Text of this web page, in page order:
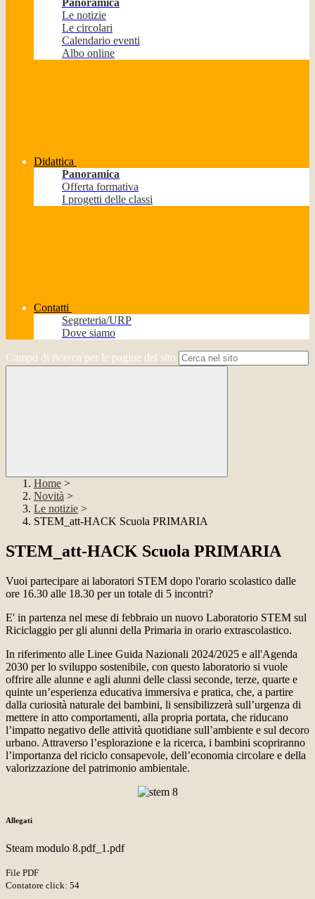
Panoramica
Le notizie
Le circolari
Calendario eventi
Albo online
Didattica
Panoramica
Offerta formativa
I progetti delle classi
Contatti
Segreteria/URP
Dove siamo
Campo di ricerca per le pagine del sito
Home >
Novità >
Le notizie >
STEM_att-HACK Scuola PRIMARIA
STEM_att-HACK Scuola PRIMARIA
Vuoi partecipare ai laboratori STEM dopo l'orario scolastico dalle
ore 16.30 alle 18.30 per un totale di 5 incontri?
E' in partenza nel mese di febbraio un nuovo Laboratorio STEM sul
Riciclaggio per gli alunni della Primaria in orario extrascolastico.
In riferimento alle Linee Guida Nazionali 2024/2025 e all'Agenda
2030 per lo sviluppo sostenibile, con questo laboratorio si vuole
offrire alle alunne e agli alunni delle classi seconde, terze, quarte e
quinte un’esperienza educativa immersiva e pratica, che, a partire
dalla curiosità naturale dei bambini, li sensibilizzerà sull’urgenza di
mettere in atto comportamenti, alla propria portata, che riducano
l’impatto negativo delle attività quotidiane sull’ambiente e sul decoro
urbano. Attraverso l’esplorazione e la ricerca, i bambini scopriranno
l’importanza del riciclo consapevole, dell’economia circolare e della
valorizzazione del patrimonio ambientale.
Allegati
Steam modulo 8.pdf_1.pdf
File PDF
Contatore click: 54